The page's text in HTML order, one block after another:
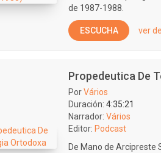
de 1987-1988.
ESCUCHA ver
Propedeutica De
PorVários
Duración: 4:35:21
Narrador: Vários
Editor: Podcast
De Mano de Arcipreste